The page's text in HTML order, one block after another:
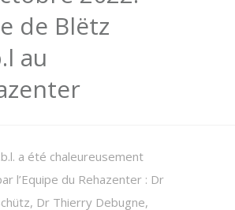
de Blëtz
au
a été chaleureusement
l’Equipe du Rehazenter : Dr
Dr Thierry Debugne,